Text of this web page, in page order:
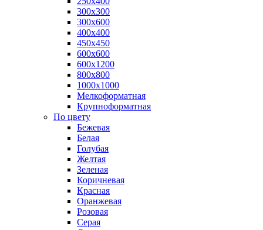
300х300
300х600
400х400
450х450
600х600
600х1200
800х800
1000х1000
Мелкоформатная
Крупноформатная
По цвету
Бежевая
Белая
Голубая
Желтая
Зеленая
Коричневая
Красная
Оранжевая
Розовая
Серая